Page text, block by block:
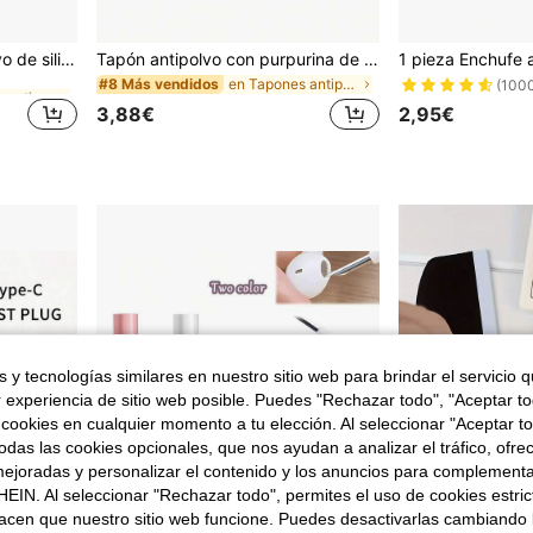
4 piezas de tapón antipolvo de silicona, color negro, compatible con puerto de carga tipo C de y Android, tapón antipolvo universal de silicona suave para puerto tipo C en teléfonos inteligentes y tabletas
en Tapones antipolvo
Tapón antipolvo con purpurina de diamante y caja de almacenamiento, compatible con Apple 17 Pro Max 16 Pro Max 15 Pro Max 16 Plus 15 Plus 17Air puerto de carga Tipo-C para teléfono
#8 Más vendidos en Tapones antipolvo
3,88€ 2,95€
y tecnologías similares en nuestro sitio web para brindar el servicio
de sitio web posible. Puedes "Rechazar todo", "Aceptar
en cualquier momento a tu elección. Al seleccionar "Aceptar
las cookies opcionales, que nos ayudan a analizar el tráfico,
y personalizar el contenido y los anuncios para
Al seleccionar "Rechazar todo", permites el uso de cookies
que nuestro sitio web funcione. Puedes desactivarlas cambiando